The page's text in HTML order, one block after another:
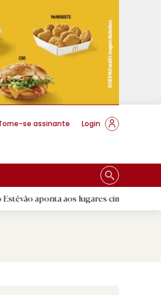
se assinante Login
aos lugares cimeiros da Honra